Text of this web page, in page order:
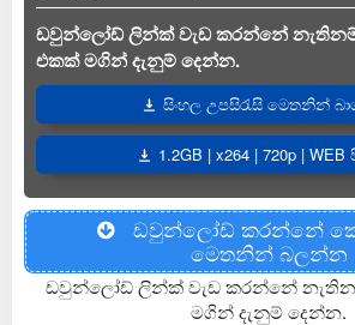
ඩවුන්ලෝඩ් ලින්ක් වැඩ කරන්නේ
එකක් මගින් දැනුම් දෙන්න.
සිංහල උපසිරැසි මෙතනින්
1.2GB | x264 | 720p |
ඩවුන්ලෝඩ් කරන්නේ
මෙතනින් බලන්න
ඩවුන්ලෝඩ් ලින්ක් වැඩ කරන්නේ
මගින් දැනුම් දෙන්න.